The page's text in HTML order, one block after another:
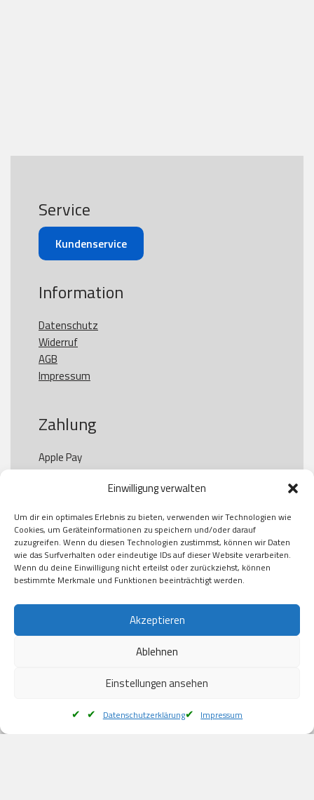
Einwilligung verwalten
Um dir ein optimales Erlebnis zu bieten, verwenden wir Technologien wie
Cookies, um Geräteinformationen zu speichern und/oder darauf
zuzugreifen. Wenn du diesen Technologien zustimmst, können wir Daten
wie das Surfverhalten oder eindeutige IDs auf dieser Website verarbeiten.
Wenn du deine Einwilligung nicht erteilst oder zurückziehst, können
bestimmte Merkmale und Funktionen beeinträchtigt werden.
Akzeptieren
Ablehnen
Einstellungen ansehen
Datenschutzerklärung Impressum
Service
Kundenservice
Information
Datenschutz
Widerruf
AGB
Impressum
Zahlung
Apple Pay
Paypal
Kauf auf Rechung
Klarna
American Express